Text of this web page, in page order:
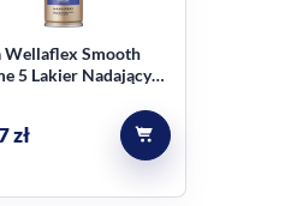
Wellaflex Smooth
5 Lakier Nadający
zł